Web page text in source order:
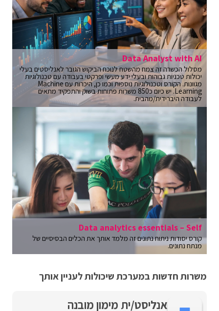
Data Analyst with AI
מסלול הכשרה זה צמח מהשטח לנוכח הביקוש הגובר לאנליסטים בעלי
יכולות טכניות גבוהות ובעלי ידע מעשי ופרקטי בעבודה עם טכנולוגיות
מגוונות. הקורס וטכנולוגיות נוספות וכמו כן, היכרות עם Machine
Learning. יש כיום כ850 משרות פתוחות בשוק והתפקיד מתאים
לעבודה היברידית/מהבית.
Data analytics essentials – Self
קורס יסודות ניתוח נתונים זה מלמד אותך את הכלים הבסיסיים של
מנתח נתונים.
משרות חדשות במערכת שיכולות לעניין אותך
אנליסט/ית מימון מובנה